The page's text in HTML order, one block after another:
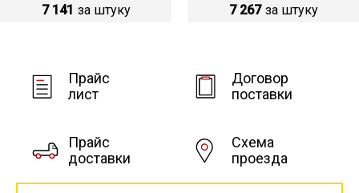
7 141 за штуку 7 267 за штуку
Прайс
лист
Договор
поставки
Прайс
доставки
Схема
проезда